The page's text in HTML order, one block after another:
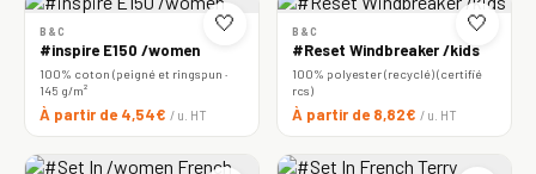
🤍
B&C
#inspire E150 /women
100% coton (peigné et ringspun ·
145 g/m²
À partir de 4,54€ / u. HT
🤍
B&C
#Reset Windbreaker /kids
100% polyester (recyclé) (certifié
rcs)
À partir de 8,82€ / u. HT